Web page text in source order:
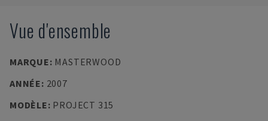
Vue d'ensemble
MARQUE: MASTERWOOD
ANNÉE: 2007
MODÈLE: PROJECT 315